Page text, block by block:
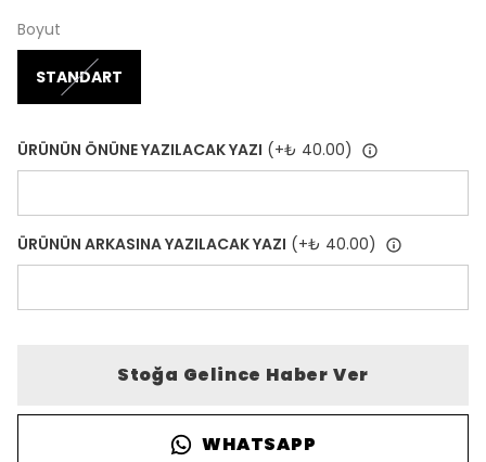
Boyut
STANDART
ÜRÜNÜN ÖNÜNE YAZILACAK YAZI (+₺ 40.00)
ÜRÜNÜN ARKASINA YAZILACAK YAZI (+₺ 40.00)
Stoğa Gelince Haber Ver
WHATSAPP